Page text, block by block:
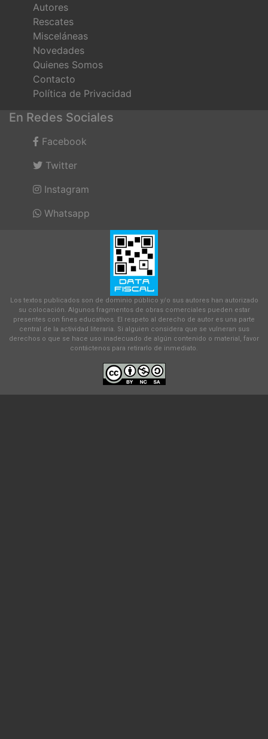
Autores
Rescates
Misceláneas
Novedades
Quienes Somos
Contacto
Política de Privacidad
En Redes Sociales
Facebook
Twitter
Instagram
Whatsapp
Los textos publicados son de dominio público y/o sus autores han autorizado
su colocación. Algunos fragmentos de obras comerciales pueden estar
presentes con fines educativos. El respeto al derecho de autor es una parte
central de la actividad literaria. Si alguien considera que se vulneran sus
derechos o que se hace uso inadecuado de algún contenido o material, favor
contáctenos para retirarlo de inmediato.